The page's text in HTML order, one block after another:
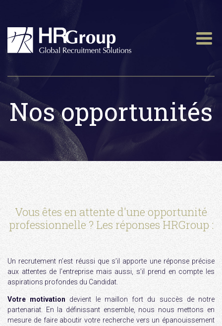
Nos opportunités
Vous êtes en attente d'une opportunité
professionnelle ? Les réponses HRGroup :
Un recrutement n’est réussi que s’il apporte une réponse précise
aux attentes de l’entreprise mais aussi, s’il prend en compte les
aspirations profondes du Candidat.
Votre motivation devient le maillon fort du succès de notre
partenariat. En la définissant ensemble, nous nous mettons en
mesure de faire aboutir votre recherche vers un épanouissement